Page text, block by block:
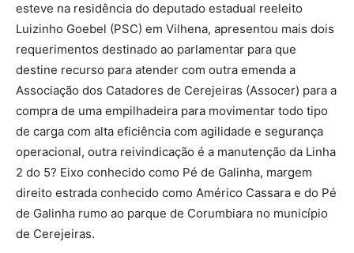
esteve na residência do deputado estadual reeleito
Luizinho Goebel (PSC) em Vilhena, apresentou mais dois
requerimentos destinado ao parlamentar para que
destine recurso para atender com outra emenda a
Associação dos Catadores de Cerejeiras (Assocer) para a
compra de uma empilhadeira para movimentar todo tipo
de carga com alta eficiência com agilidade e segurança
operacional, outra reivindicação é a manutenção da Linha
2 do 5? Eixo conhecido como Pé de Galinha, margem
direito estrada conhecido como Américo Cassara e do Pé
de Galinha rumo ao parque de Corumbiara no município
de Cerejeiras.